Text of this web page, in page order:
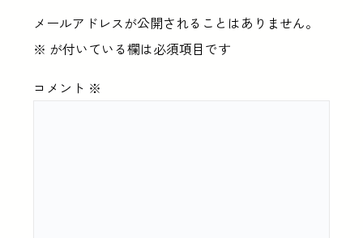
メールアドレスが公開されることはありません。
※ が付いている欄は必須項目です
コメント ※